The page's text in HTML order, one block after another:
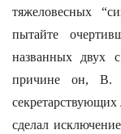
тяжеловесных
пытайте
названных двух
причине он, В.
секретарствующих
сделал